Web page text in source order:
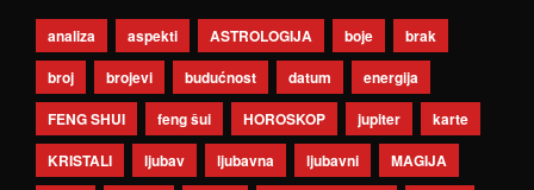
analiza aspekti ASTROLOGIJA boje
brak
broj
brojevi budućnost datum
energija
FENG SHUI
feng šui HOROSKOP jupiter
karte
KRISTALI
ljubav ljubavna ljubavni
MAGIJA